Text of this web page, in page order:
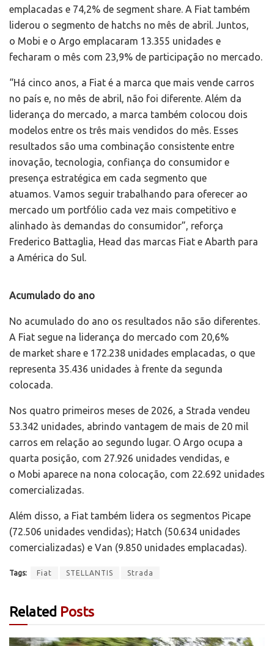
emplacadas e 74,2% de segment share. A Fiat também
liderou o segmento de hatchs no mês de abril. Juntos,
o Mobi e o Argo emplacaram 13.355 unidades e
fecharam o mês com 23,9% de participação no mercado.
“Há cinco anos, a Fiat é a marca que mais vende carros
no país e, no mês de abril, não foi diferente. Além da
liderança do mercado, a marca também colocou dois
modelos entre os três mais vendidos do mês. Esses
resultados são uma combinação consistente entre
inovação, tecnologia, confiança do consumidor e
presença estratégica em cada segmento que
atuamos. Vamos seguir trabalhando para oferecer ao
mercado um portfólio cada vez mais competitivo e
alinhado às demandas do consumidor”, reforça
Frederico Battaglia, Head das marcas Fiat e Abarth para
a América do Sul.
Acumulado do ano
No acumulado do ano os resultados não são diferentes.
A Fiat segue na liderança do mercado com 20,6%
de market share e 172.238 unidades emplacadas, o que
representa 35.436 unidades à frente da segunda
colocada.
Nos quatro primeiros meses de 2026, a Strada vendeu
53.342 unidades, abrindo vantagem de mais de 20 mil
carros em relação ao segundo lugar. O Argo ocupa a
quarta posição, com 27.926 unidades vendidas, e
o Mobi aparece na nona colocação, com 22.692 unidades
comercializadas.
Além disso, a Fiat também lidera os segmentos Picape
(72.506 unidades vendidas); Hatch (50.634 unidades
comercializadas) e Van (9.850 unidades emplacadas).
Tags: Fiat STELLANTIS Strada
Related Posts